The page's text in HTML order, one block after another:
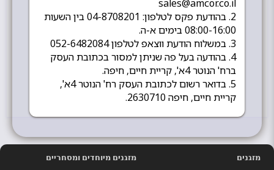
sales@amcor.co.il
2. בהודעת פקס לטלפון: 04-8708201 בין השעות
08:00-16:00 בימים א-ה.
3. במשלוח הודעת ווצאפ לטלפון 052-6482084
4. בהודעה בעל פה שניתן למסור בכתובת העסק
ברח' הנוטר 4א', קריית חיים, חיפה.
5. בדואר רשום לכתובת העסק רח' הנוטר 4א',
קריית חיים, חיפה 2630710.
מזגנים
מזגנים מיוחדים ומסחריים